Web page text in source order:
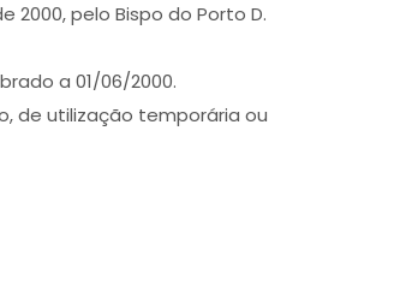
2000, pelo Bispo do Porto D.
a 01/06/2000.
de utilização temporária ou